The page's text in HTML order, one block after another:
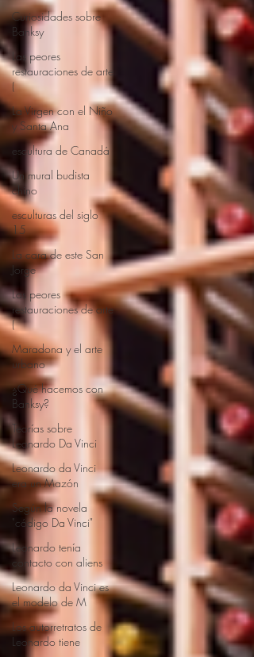
Curiosidades sobre
Banksy
Las peores
restauraciones de arte
(
La Virgen con el Niño
y Santa Ana
escultura de Canadá
Un mural budista
chino
esculturas del siglo
15
La cara de este San
Jorge
Las peores
restauraciones de arte
(
Maradona y el arte
urbano
¿Qué hacemos con
Banksy?
Teorías sobre
Leonardo Da Vinci
Leonardo da Vinci
era un Mazón
Según la novela
"código Da Vinci"
Leonardo tenía
contacto con aliens
Leonardo da Vinci es
el modelo de M
Los autorretratos de
Leonardo tiene